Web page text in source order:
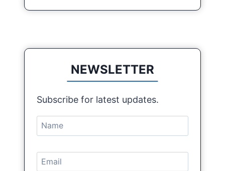
NEWSLETTER
Subscribe for latest updates.